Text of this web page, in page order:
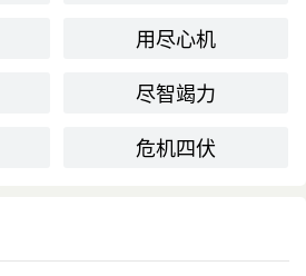
用尽心机
尽智竭力
危机四伏